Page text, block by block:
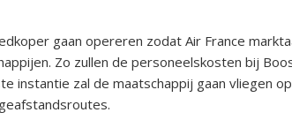
gaan opereren zodat Air France
Zo zullen de personeelskosten bij
instantie zal de maatschappij gaan vliegen